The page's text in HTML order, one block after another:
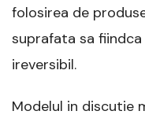
folosirea de
suprafata sa
ireversibil.
Modelul in discutie